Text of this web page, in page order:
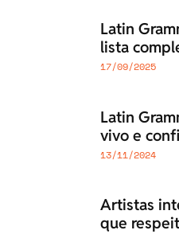
Latin
lista
17/09/2025
Latin
vivo e
13/11/2024
Artistas
que